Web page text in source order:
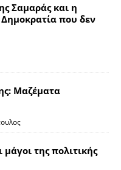
Σαμαράς και η
που δεν
Μαζέματα
της πολιτικής